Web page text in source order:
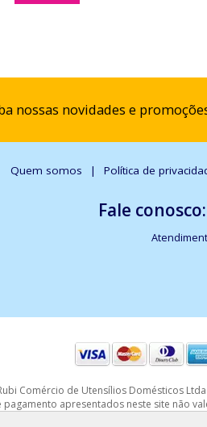
nossas novidades e
Quem somos Política de
Fale
Comércio de Utensílios Domésticos Ltda
apresentados neste site não